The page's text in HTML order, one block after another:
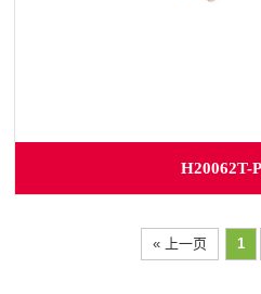
H20062T-
« 上一页 1